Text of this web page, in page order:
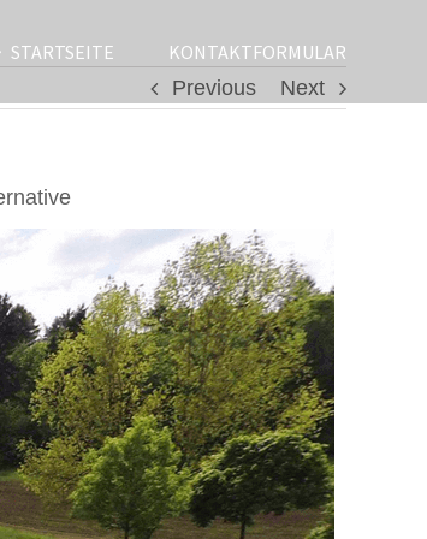
STARTSEITE
KONTAKTFORMULAR
Previous
Next